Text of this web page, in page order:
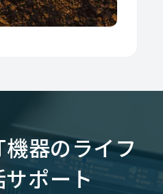
器のライフ
ポート